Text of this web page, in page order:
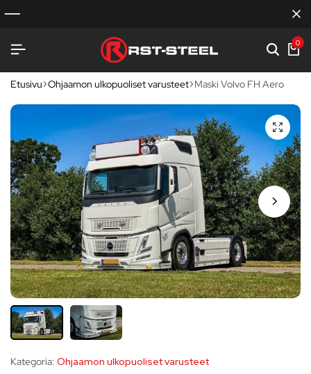
0
Etusivu Ohjaamon ulkopuoliset varusteet Maski Volvo FH Aero
Kategoria: Ohjaamon ulkopuoliset varusteet